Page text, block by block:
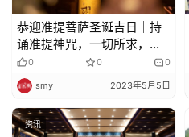
恭迎准提菩萨圣诞吉日｜持
诵准提神咒，一切所求，悉
得成就！
0 0 0
smy 2023年5月5日
资讯